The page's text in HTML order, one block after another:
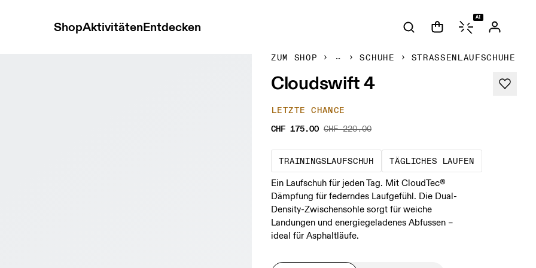
ShopAktivitätenEntdecken
AI
ZUM SHOP SCHUHE STRASSENLAUFSCHUHE
Cloudswift 4
LETZTE CHANCE
CHF 175.00 CHF 220.00
TRAININGSLAUFSCHUH
Der optimale Schuh für die
TÄGLICHES LAUFEN
Das ist
Ein Laufschuh für jeden Tag. Mit CloudTec®
Dämpfung für federndes Laufgefühl. Die Dual-
Density-Zwischensohle sorgt für weiche
Landungen und energiegeladenes Abfussen –
ideal für Asphaltläufe.